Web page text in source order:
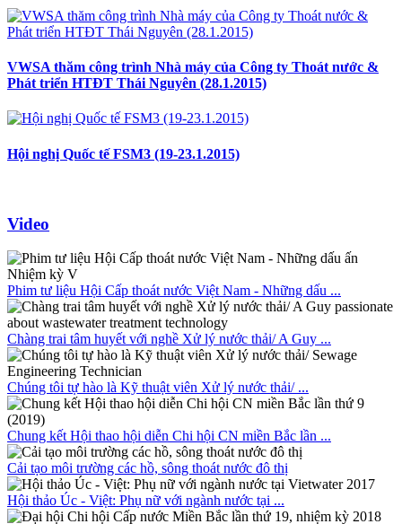
VWSA thăm công trình Nhà máy của Công ty Thoát nước &
Phát triển HTĐT Thái Nguyên (28.1.2015)
Hội nghị Quốc tế FSM3 (19-23.1.2015)
Video
Phim tư liệu Hội Cấp thoát nước Việt Nam - Những dấu ...
Chàng trai tâm huyết với nghề Xử lý nước thải/ A Guy ...
Chúng tôi tự hào là Kỹ thuật viên Xử lý nước thải/ ...
Chung kết Hội thao hội diễn Chi hội CN miền Bắc lần ...
Cải tạo môi trường các hồ, sông thoát nước đô thị
Hội thảo Úc - Việt: Phụ nữ với ngành nước tại ...